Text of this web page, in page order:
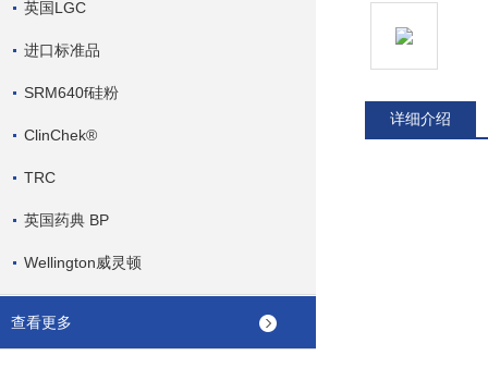
英国LGC
进口标准品
SRM640f硅粉
ClinChek®
TRC
英国药典 BP
Wellington威灵顿
查看更多
详细介绍